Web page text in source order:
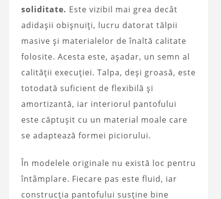
soliditate. Este vizibil mai grea decât
adidașii obișnuiți, lucru datorat tălpii
masive și materialelor de înaltă calitate
folosite. Acesta este, așadar, un semn al
calității execuției. Talpa, deși groasă, este
totodată suficient de flexibilă și
amortizantă, iar interiorul pantofului
este căptușit cu un material moale care
se adaptează formei piciorului.
În modelele originale nu există loc pentru
întâmplare. Fiecare pas este fluid, iar
construcția pantofului susține bine